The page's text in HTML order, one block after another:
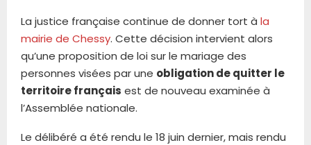
La justice française continue de donner tort à la
mairie de Chessy. Cette décision intervient alors
qu’une proposition de loi sur le mariage des
personnes visées par une obligation de quitter le
territoire français est de nouveau examinée à
l’Assemblée nationale.
Le délibéré a été rendu le 18 juin dernier, mais rendu